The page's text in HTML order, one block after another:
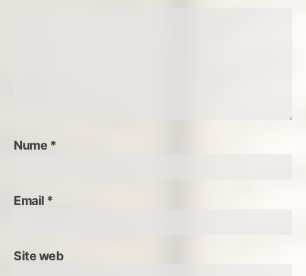
Nume *
Email *
Site web